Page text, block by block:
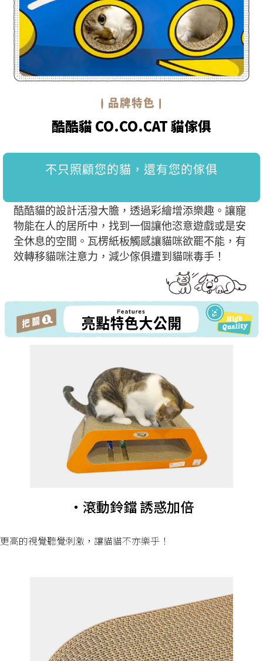
酷酷貓 CO.CO.CAT 貓傢俱
不只照顧您的貓，還有您的傢俱
酷酷貓的設計活潑大膽，透過彩繪增添樂趣。讓寵
物能在人的居所中，找到一個讓他恣意遊戲或是安
全休息的空間。瓦楞紙板觸感讓貓咪欲罷不能，有
效轉移貓咪注意力，減少傢俱遭到貓咪毒手！
・滾動鈴鐺 誘惑加倍
更高的視覺聽覺刺激，讓貓貓不亦樂乎！